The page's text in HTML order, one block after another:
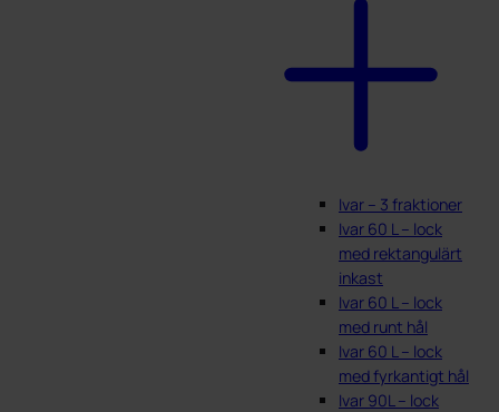
Ivar – 3 fraktioner
Ivar 60 L – lock
med rektangulärt
inkast
Ivar 60 L – lock
med runt hål
Ivar 60 L – lock
med fyrkantigt hål
Ivar 90L – lock